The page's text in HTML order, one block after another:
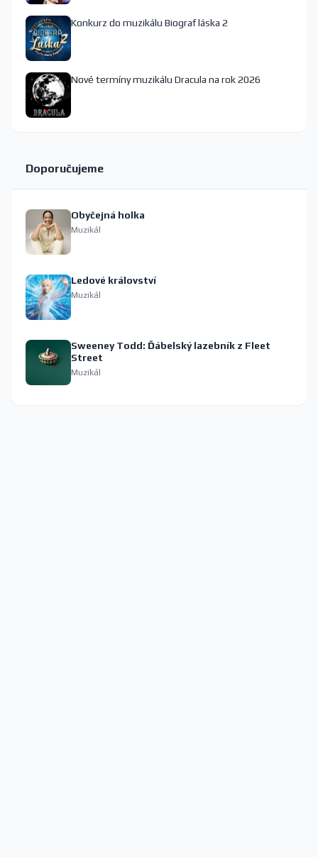
Konkurz do muzikálu Biograf láska 2
Nové termíny muzikálu Dracula na rok 2026
Doporučujeme
Obyčejná holka
Muzikál
Ledové království
Muzikál
Sweeney Todd: Ďábelský lazebník z Fleet
Street
Muzikál